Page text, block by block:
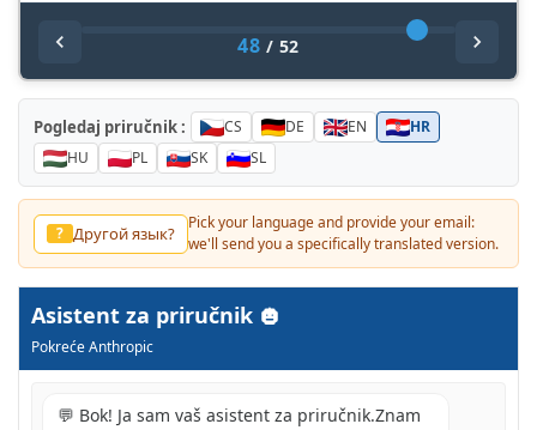
48 / 52
Pogledaj priručnik : CS DE EN
HR
HU
PL SK SL
? Другой язык?
Pick your language and provide your email:
we'll send you a specifically translated version.
Asistent za priručnik
Pokreće Anthropic
💬 Bok! Ja sam vaš asistent za priručnik.Znam